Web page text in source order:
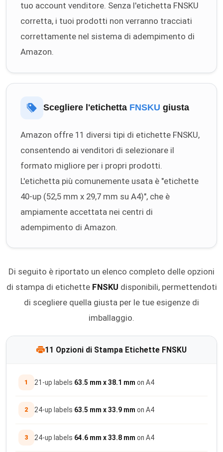
tuo account venditore. Senza l'etichetta FNSKU
corretta, i tuoi prodotti non verranno tracciati
correttamente nel sistema di adempimento di
Amazon.
Scegliere l'etichetta FNSKU giusta
Amazon offre 11 diversi tipi di etichette FNSKU,
consentendo ai venditori di selezionare il
formato migliore per i propri prodotti.
L'etichetta più comunemente usata è "etichette
40-up (52,5 mm x 29,7 mm su A4)", che è
ampiamente accettata nei centri di
adempimento di Amazon.
Di seguito è riportato un elenco completo delle opzioni
di stampa di etichette FNSKU disponibili, permettendoti
di scegliere quella giusta per le tue esigenze di
imballaggio.
11 Opzioni di Stampa Etichette FNSKU
1 21-up labels 63.5 mm x 38.1 mm on A4
2 24-up labels 63.5 mm x 33.9 mm on A4
3 24-up labels 64.6 mm x 33.8 mm on A4